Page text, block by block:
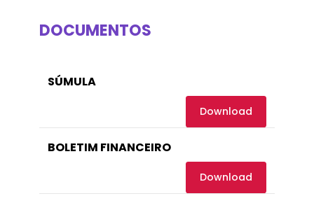
DOCUMENTOS
SÚMULA
Download
BOLETIM FINANCEIRO
Download